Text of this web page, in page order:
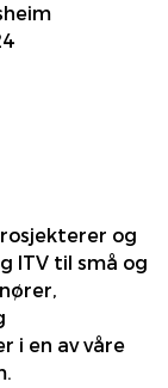
og
ITV til små og
i en av våre